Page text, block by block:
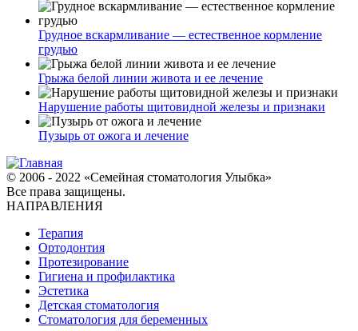
Грудное вскармливание — естественное кормление
грудью
Грыжа белой линии живота и ее лечение
Нарушение работы щитовидной железы и признаки
Пузырь от ожога и лечение
© 2006 - 2022 «Семейная стоматология Улыбка»
Все права защищены.
НАПРАВЛЕНИЯ
Терапия
Ортодонтия
Протезирование
Гигиена и профилактика
Эстетика
Детская стоматология
Стоматология для беременных